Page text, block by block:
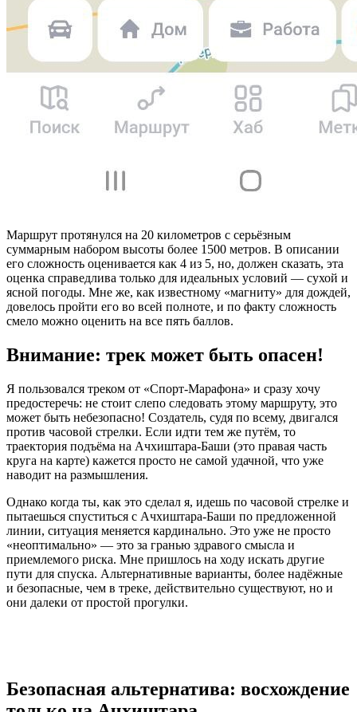
Маршрут протянулся на 20 километров с серьёзным
суммарным набором высоты более 1500 метров. В описании
его сложность оценивается как 4 из 5, но, должен сказать, эта
оценка справедлива только для идеальных условий — сухой и
ясной погоды. Мне же, как известному «магниту» для дождей,
довелось пройти его во всей полноте, и по факту сложность
смело можно оценить на все пять баллов.
Внимание: трек может быть опасен!
Я пользовался треком от «Спорт-Марафона» и сразу хочу
предостеречь: не стоит слепо следовать этому маршруту, это
может быть небезопасно! Создатель, судя по всему, двигался
против часовой стрелки. Если идти тем же путём, то
траектория подъёма на Ачхиштара-Баши (это правая часть
круга на карте) кажется просто не самой удачной, что уже
наводит на размышления.
Однако когда ты, как это сделал я, идешь по часовой стрелке и
пытаешься спуститься с Ачхиштара-Баши по предложенной
линии, ситуация меняется кардинально. Это уже не просто
«неоптимально» — это за гранью здравого смысла и
приемлемого риска. Мне пришлось на ходу искать другие
пути для спуска. Альтернативные варианты, более надёжные
и безопасные, чем в треке, действительно существуют, но и
они далеки от простой прогулки.
Безопасная альтернатива: восхождение